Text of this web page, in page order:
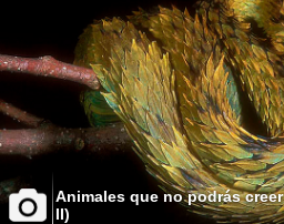
Animales que no podrás
II)